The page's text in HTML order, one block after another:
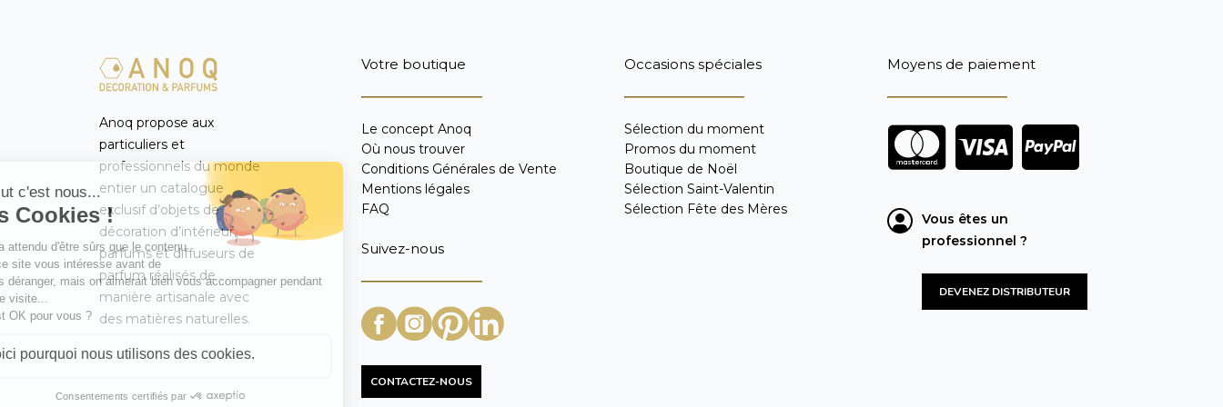
Anoq propose aux
particuliers et
professionnels du monde
entier un catalogue
exclusif d’objets de
décoration d’intérieur,
parfums et diffuseurs de
parfum réalisés de
manière artisanale avec
des matières naturelles.
Votre boutique
Le concept Anoq
Où nous trouver
Conditions Générales de Vente
Mentions légales
FAQ
Suivez-nous
CONTACTEZ-NOUS
Occasions spéciales
Sélection du moment
Promos du moment
Boutique de Noël
Sélection Saint-Valentin
Sélection Fête des Mères
Moyens de paiement
Vous êtes un
professionnel ?
DEVENEZ DISTRIBUTEUR